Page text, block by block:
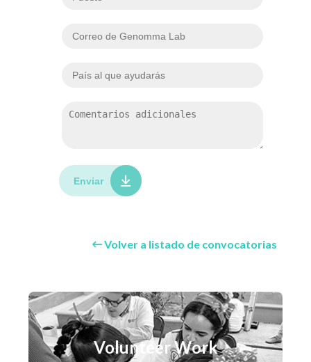
Enviar
Volver a listado de convocatorias
Volunteer Work